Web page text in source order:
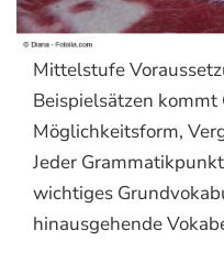
Mittelstufe
Beispielsätzen
Möglichkeitsform,
Jeder
wichtiges
hinausgehende